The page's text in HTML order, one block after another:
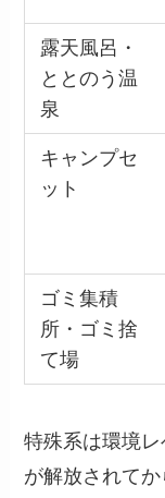
露天風呂・
ととのう温
泉
キャンプセ
ット
ゴミ集積
所・ゴミ捨
て場
特殊系は環境
が解放されて